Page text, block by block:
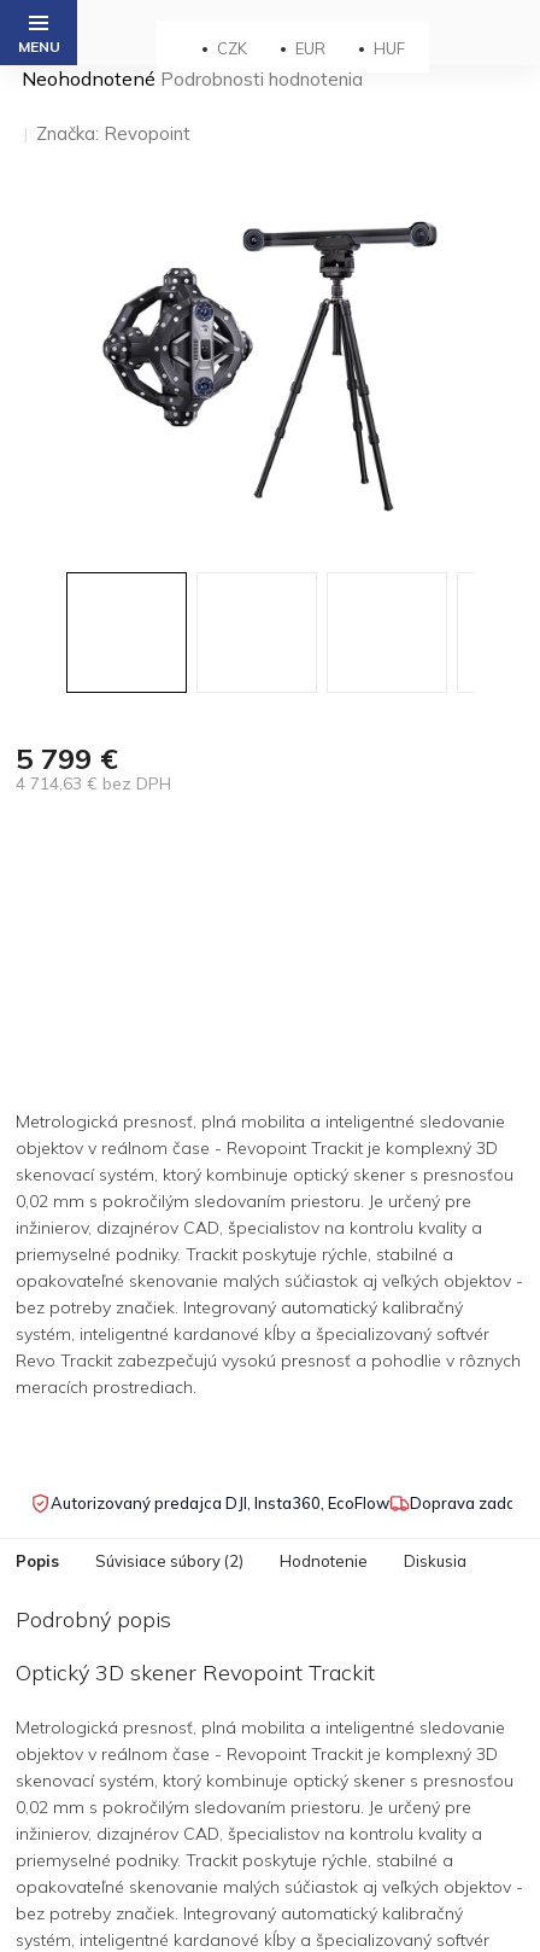
Prejsť
obsah
CZK EUR HUF
Priemerné
produktu
je
Neohodnotené Podrobnosti hodnotenia
Značka: Revopoint
5 799 €
4 714,63 € bez DPH
Metrologická presnosť, plná mobilita a inteligentné sledovanie
objektov v reálnom čase - Revopoint Trackit je komplexný 3D
skenovací systém, ktorý kombinuje optický skener s presnosťou
0,02 mm s pokročilým sledovaním priestoru. Je určený pre
inžinierov, dizajnérov CAD, špecialistov na kontrolu kvality a
priemyselné podniky. Trackit poskytuje rýchle, stabilné a
opakovateľné skenovanie malých súčiastok aj veľkých objektov -
bez potreby značiek. Integrovaný automatický kalibračný
systém, inteligentné kardanové kĺby a špecializovaný softvér
Revo Trackit zabezpečujú vysokú presnosť a pohodlie v rôznych
meracích prostrediach.
Autorizovaný predajca DJI, Insta360, EcoFlow Doprava
Popis Súvisiace súbory (2) Hodnotenie Diskusia
Podrobný popis
Optický 3D skener Revopoint Trackit
Metrologická presnosť, plná mobilita a inteligentné sledovanie
objektov v reálnom čase - Revopoint Trackit je komplexný 3D
skenovací systém, ktorý kombinuje optický skener s presnosťou
0,02 mm s pokročilým sledovaním priestoru. Je určený pre
inžinierov, dizajnérov CAD, špecialistov na kontrolu kvality a
priemyselné podniky. Trackit poskytuje rýchle, stabilné a
opakovateľné skenovanie malých súčiastok aj veľkých objektov -
bez potreby značiek. Integrovaný automatický kalibračný
systém, inteligentné kardanové kĺby a špecializovaný softvér